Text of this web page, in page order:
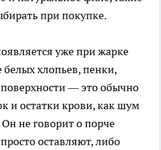
при покупке.
уже при жарке
хлопьев, пенки,
поверхности — это обычно
и остатки крови, как шум
не говорит о порче
оставляют, либо